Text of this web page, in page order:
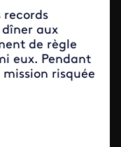
records
aux
de règle
eux. Pendant
risquée